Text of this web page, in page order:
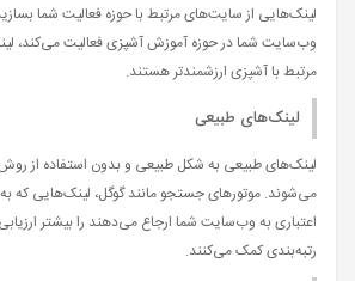
لینک‌هایی از سایت‌های مرتبط با حوزه فعالیت شما
وب‌سایت شما در حوزه آموزش آشپزی فعالیت می‌کند،
مرتبط با آشپزی ارزشمندتر هستند.
لینک‌های طبیعی
لینک‌های طبیعی به شکل طبیعی و بدون استفاده از
می‌شوند. موتورهای جستجو مانند گوگل، لینک‌هایی که به
اعتباری به وب‌سایت شما ارجاع می‌دهند را بیشتر
رتبه‌بندی کمک می‌کنند.